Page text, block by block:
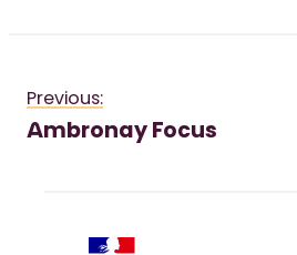
Previous:
Ambronay Focus